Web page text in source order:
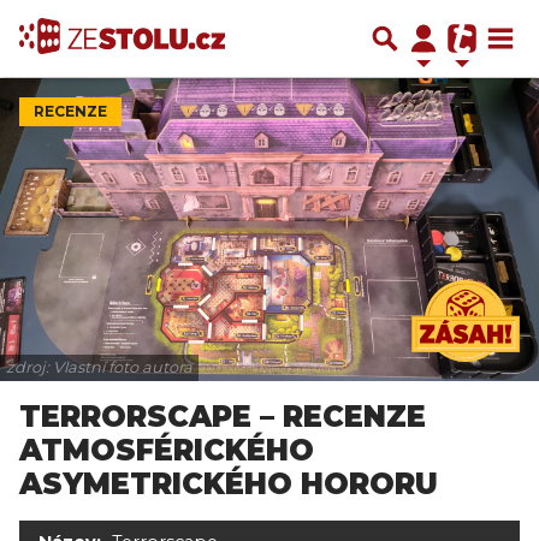
RECENZE
zdroj: Vlastní foto autora
TERRORSCAPE – RECENZE
ATMOSFÉRICKÉHO
ASYMETRICKÉHO HORORU